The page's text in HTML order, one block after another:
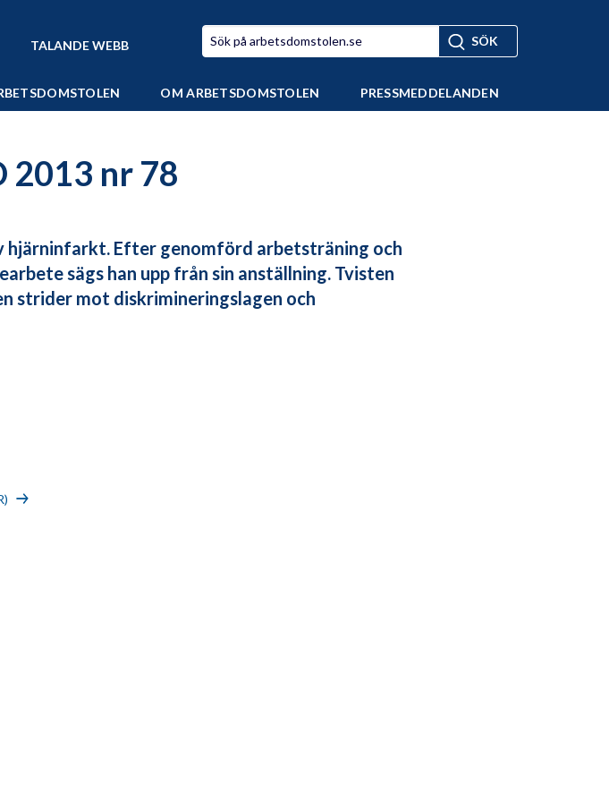
TALANDE WEBB
OM ARBETSDOMSTOLEN PRESSMEDDELANDEN
2013 nr 78
hjärninfarkt. Efter genomförd arbetsträning och
sägs han upp från sin anställning. Tvisten
strider mot diskrimineringslagen och